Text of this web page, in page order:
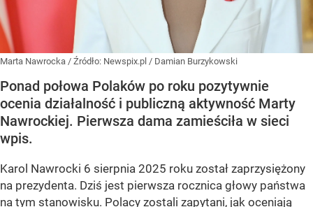
Marta Nawrocka / Źródło: Newspix.pl / Damian Burzykowski
Ponad połowa Polaków po roku pozytywnie
ocenia działalność i publiczną aktywność Marty
Nawrockiej. Pierwsza dama zamieściła w sieci
wpis.
Karol Nawrocki 6 sierpnia 2025 roku został zaprzysiężony
na prezydenta. Dziś jest pierwsza rocznica głowy państwa
na tym stanowisku. Polacy zostali zapytani, jak oceniają